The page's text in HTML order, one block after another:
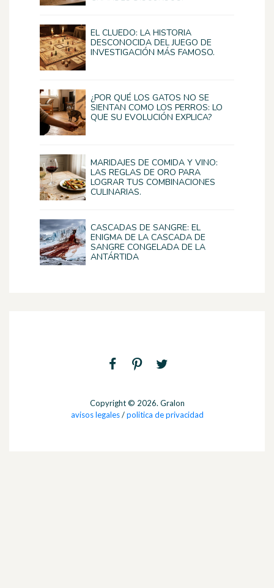
EL CLUEDO: LA HISTORIA
DESCONOCIDA DEL JUEGO DE
INVESTIGACIÓN MÁS FAMOSO.
¿POR QUÉ LOS GATOS NO SE
SIENTAN COMO LOS PERROS: LO
QUE SU EVOLUCIÓN EXPLICA?
MARIDAJES DE COMIDA Y VINO:
LAS REGLAS DE ORO PARA
LOGRAR TUS COMBINACIONES
CULINARIAS.
CASCADAS DE SANGRE: EL
ENIGMA DE LA CASCADA DE
SANGRE CONGELADA DE LA
ANTÁRTIDA
Copyright © 2026. Gralon
avisos legales/politica de privacidad